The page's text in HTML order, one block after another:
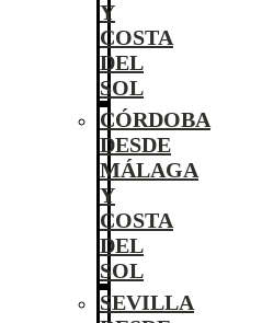
Y
COSTA
DEL
SOL
CÓRDOBA
DESDE
MÁLAGA
Y
COSTA
DEL
SOL
SEVILLA